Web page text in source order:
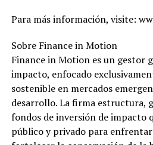
Para más información, visite:
Sobre Finance in Motion
Finance in Motion es un gestor
impacto, enfocado
sostenible en mercados
desarrollo. La firma estructura,
fondos de inversión de impacto
público y privado para